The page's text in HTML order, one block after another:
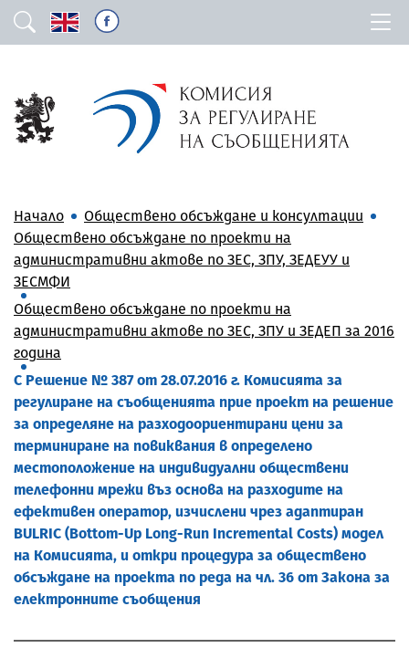
Начало
Обществено обсъждане и консултации
Обществено обсъждане по проекти на
административни актове по ЗЕС, ЗПУ, ЗЕДЕУУ и
ЗЕСМФИ
Обществено обсъждане по проекти на
административни актове по ЗЕС, ЗПУ и ЗЕДЕП за 2016
година
С Решение № 387 от 28.07.2016 г. Комисията за
регулиране на съобщенията прие проект на решение
за определяне на разходоориентирани цени за
терминиране на повиквания в определено
местоположение на индивидуални обществени
телефонни мрежи въз основа на разходите на
ефективен оператор, изчислени чрез адаптиран
BULRIC (Bottom-Up Long-Run Incremental Costs) модел
на Комисията, и откри процедура за обществено
обсъждане на проекта по реда на чл. 36 от Закона за
електронните съобщения